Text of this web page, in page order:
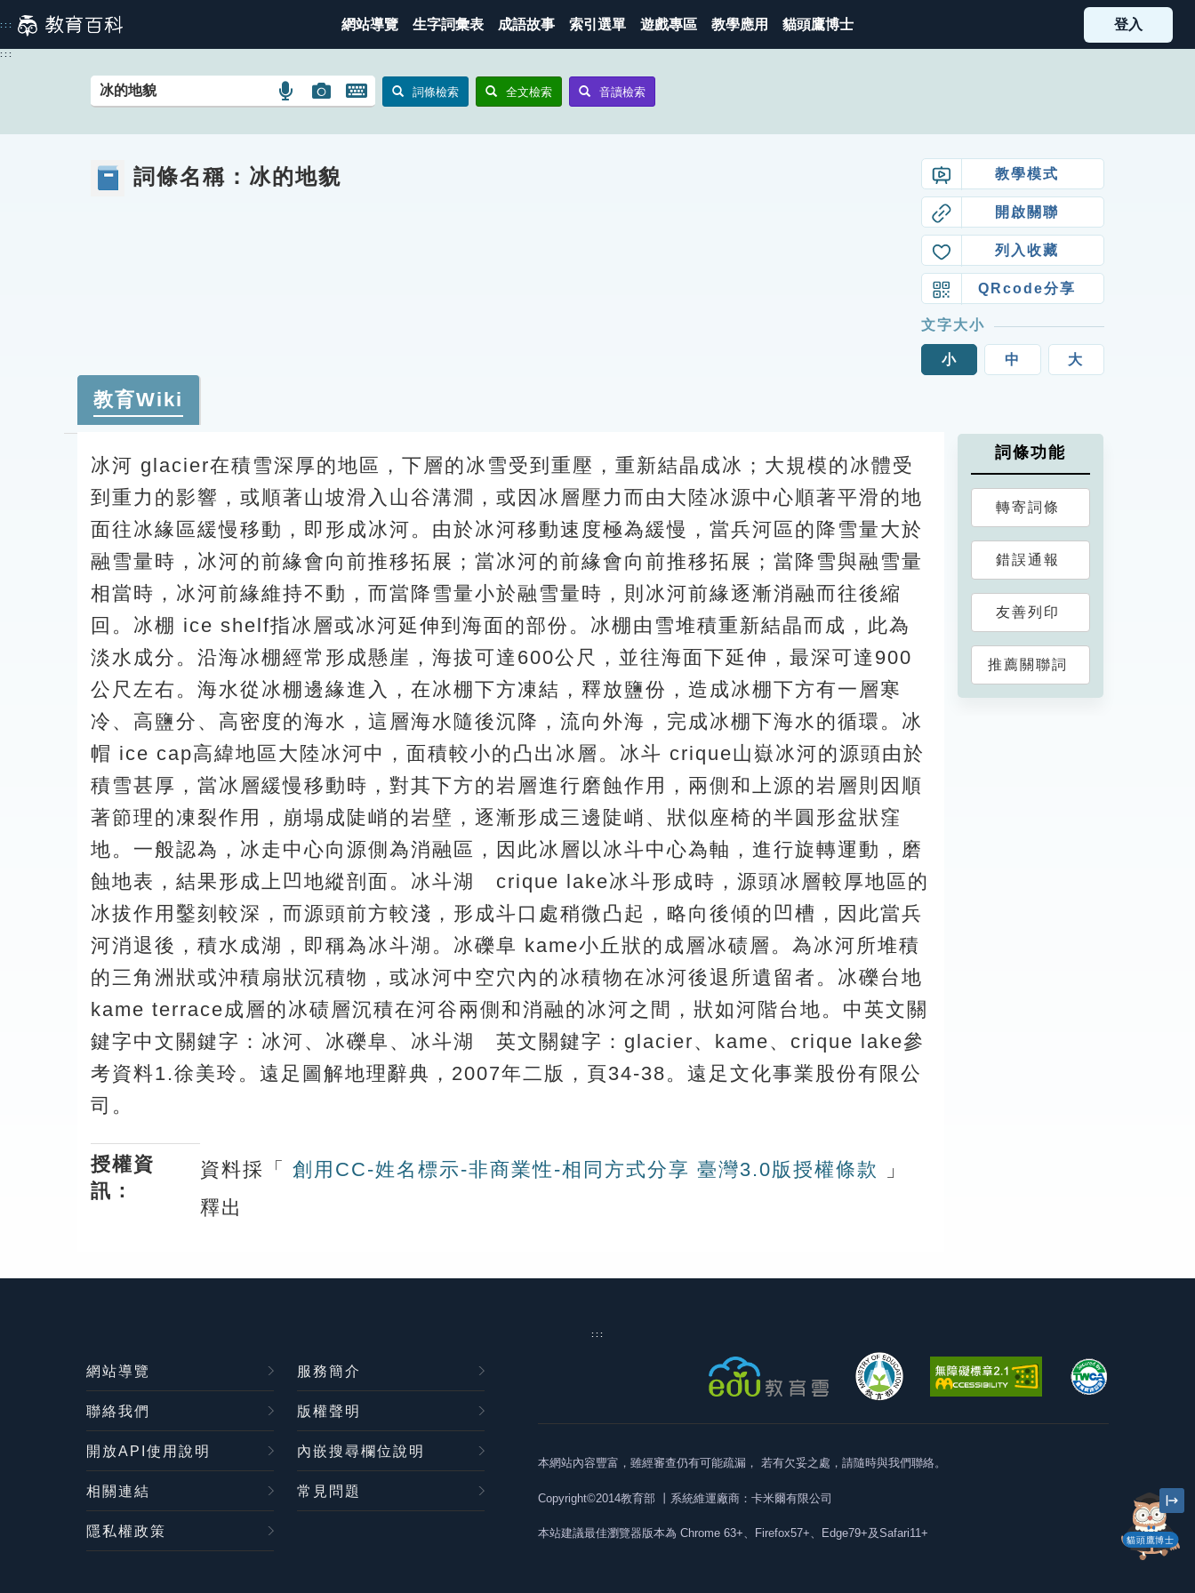
到
主
::: 網站導覽 生字詞彙表 成語故事 索引選單 遊戲專區 教學應用 貓頭鷹博士 登入
:::
語
搜
圖
圖
搜
圖
開
鍵
詞條檢索 全文檢索 音讀檢索
詞條名稱： 冰的地貌 教學模式
開啟關聯
列入收藏
QRcode分享
文字大小
小 中 大
教育Wiki
冰河 glacier在積雪深厚的地區，下層的冰雪受到重壓，重新結晶成冰；大規模的冰體受
到重力的影響，或順著山坡滑入山谷溝澗，或因冰層壓力而由大陸冰源中心順著平滑的地
面往冰緣區緩慢移動，即形成冰河。由於冰河移動速度極為緩慢，當兵河區的降雪量大於
融雪量時，冰河的前緣會向前推移拓展；當冰河的前緣會向前推移拓展；當降雪與融雪量
相當時，冰河前緣維持不動，而當降雪量小於融雪量時，則冰河前緣逐漸消融而往後縮
回。冰棚 ice shelf指冰層或冰河延伸到海面的部份。冰棚由雪堆積重新結晶而成，此為
淡水成分。沿海冰棚經常形成懸崖，海拔可達600公尺，並往海面下延伸，最深可達900
公尺左右。海水從冰棚邊緣進入，在冰棚下方凍結，釋放鹽份，造成冰棚下方有一層寒
冷、高鹽分、高密度的海水，這層海水隨後沉降，流向外海，完成冰棚下海水的循環。冰
帽 ice cap高緯地區大陸冰河中，面積較小的凸出冰層。冰斗 crique山嶽冰河的源頭由於
積雪甚厚，當冰層緩慢移動時，對其下方的岩層進行磨蝕作用，兩側和上源的岩層則因順
著節理的凍裂作用，崩塌成陡峭的岩壁，逐漸形成三邊陡峭、狀似座椅的半圓形盆狀窪
地。一般認為，冰走中心向源側為消融區，因此冰層以冰斗中心為軸，進行旋轉運動，磨
蝕地表，結果形成上凹地縱剖面。冰斗湖 crique lake冰斗形成時，源頭冰層較厚地區的
冰拔作用鑿刻較深，而源頭前方較淺，形成斗口處稍微凸起，略向後傾的凹槽，因此當兵
河消退後，積水成湖，即稱為冰斗湖。冰礫阜 kame小丘狀的成層冰碛層。為冰河所堆積
的三角洲狀或沖積扇狀沉積物，或冰河中空穴內的冰積物在冰河後退所遺留者。冰礫台地
kame terrace成層的冰碛層沉積在河谷兩側和消融的冰河之間，狀如河階台地。中英文關
鍵字中文關鍵字：冰河、冰礫阜、冰斗湖 英文關鍵字：glacier、kame、crique lake參
考資料1.徐美玲。遠足圖解地理辭典，2007年二版，頁34-38。遠足文化事業股份有限公
司。
授權資
訊：
資料採「 創用CC-姓名標示-非商業性-相同方式分享 臺灣3.0版授權條款
」
釋出
詞條功能
轉寄詞條
錯誤通報
友善列印
推薦關聯詞
貓頭鷹博士
:::
網站導覽 服務簡介
聯絡我們 版權聲明
開放API使用說明 內嵌搜尋欄位說明
相關連結 常見問題
隱私權政策
本網站內容豐富，雖經審查仍有可能疏漏， 若有欠妥之處，請隨時與我們聯絡。
Copyright©2014教育部 丨系統維運廠商：卡米爾有限公司
本站建議最佳瀏覽器版本為 Chrome 63+、Firefox57+、Edge79+及Safari11+